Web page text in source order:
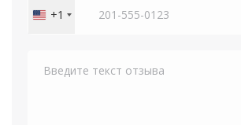
United
+1